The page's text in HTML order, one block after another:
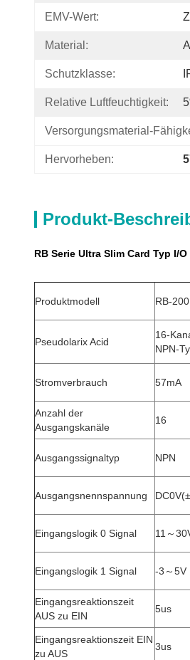
EMV-Wert:
Material:
Schutzklasse:
Relative Luftfeuchtigkeit:
Versorgungsmaterial-
Hervorheben:
Produkt-
RB Serie Ultra Slim Card Typ I/
Produktmodell RB-
Pseudolarix Acid
16-
NPN-
Stromverbrauch 57mA
Anzahl der
Ausgangskanäle
16
Ausgangssignaltyp NPN
Ausgangsnennspannung
Eingangslogik 0 Signal 11～
Eingangslogik 1 Signal -3～5V
Eingangsreaktionszeit
AUS zu EIN
5us
Eingangsreaktionszeit EIN
zu AUS
3us